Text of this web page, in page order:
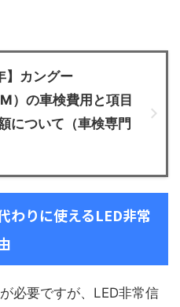
】カングー
）の車検費用と項目
について（車検専門
わりに使えるLED非常
必要ですが、LED非常信